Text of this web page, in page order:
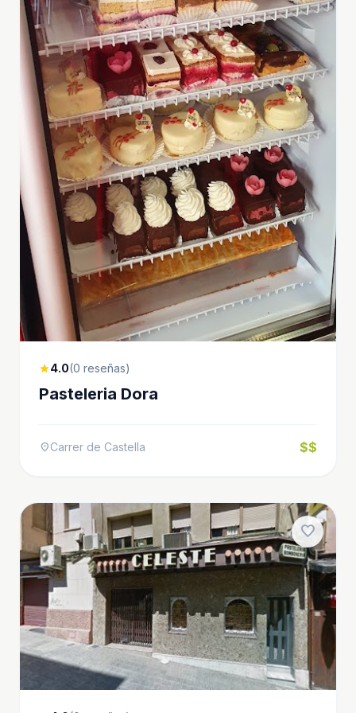
star4.0(0 reseñas)
Pasteleria Dora
location_onCarrer de Castella $$
favorite